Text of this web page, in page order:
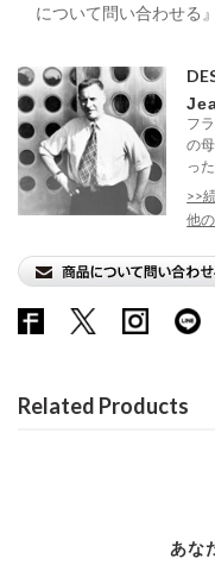
について問い合わせる
フ
の
っ
つ。
>>
他
Related Products
あな